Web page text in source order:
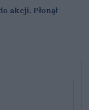
akcji. Płonął